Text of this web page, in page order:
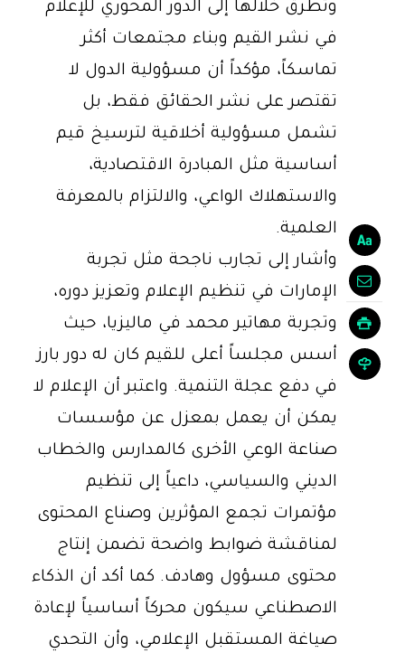
وتطرق خلالها إلى الدور المحوري للإعلام
في نشر القيم وبناء مجتمعات أكثر
تماسكاً، مؤكداً أن مسؤولية الدول لا
تقتصر على نشر الحقائق فقط، بل
تشمل مسؤولية أخلاقية لترسيخ قيم
أساسية مثل المبادرة الاقتصادية،
والاستهلاك الواعي، والالتزام بالمعرفة
العلمية.
وأشار إلى تجارب ناجحة مثل تجربة
الإمارات في تنظيم الإعلام وتعزيز دوره،
وتجربة مهاتير محمد في ماليزيا، حيث
أسس مجلساً أعلى للقيم كان له دور بارز
في دفع عجلة التنمية. واعتبر أن الإعلام لا
يمكن أن يعمل بمعزل عن مؤسسات
صناعة الوعي الأخرى كالمدارس والخطاب
الديني والسياسي، داعياً إلى تنظيم
مؤتمرات تجمع المؤثرين وصناع المحتوى
لمناقشة ضوابط واضحة تضمن إنتاج
محتوى مسؤول وهادف. كما أكد أن الذكاء
الاصطناعي سيكون محركاً أساسياً لإعادة
صياغة المستقبل الإعلامي، وأن التحدي